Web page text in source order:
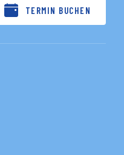
TERMIN BUCHEN